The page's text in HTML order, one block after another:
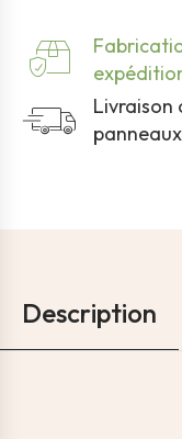
Livraison
Description